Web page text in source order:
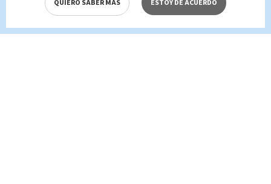
QUIERO SABER MÁS ESTOY DE ACUERDO